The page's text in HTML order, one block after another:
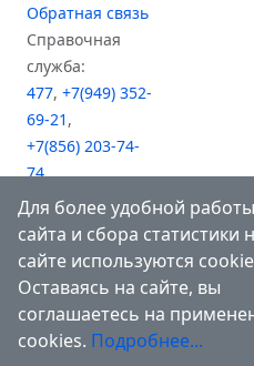
Обратная связь
Справочная
служба:
477, +7(949) 352-
69-21 ,
+7(856) 203-74-
74,
+7(949) 476-61-81
(АВ "Южный")
Для более удобной работы
сайта и сбора статистики
сайте используются
Оставаясь на сайте, вы
соглашаетесь на
cookies. Подробнее...